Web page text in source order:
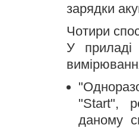
зарядки
Чотири
У приладі
"Start",
даному